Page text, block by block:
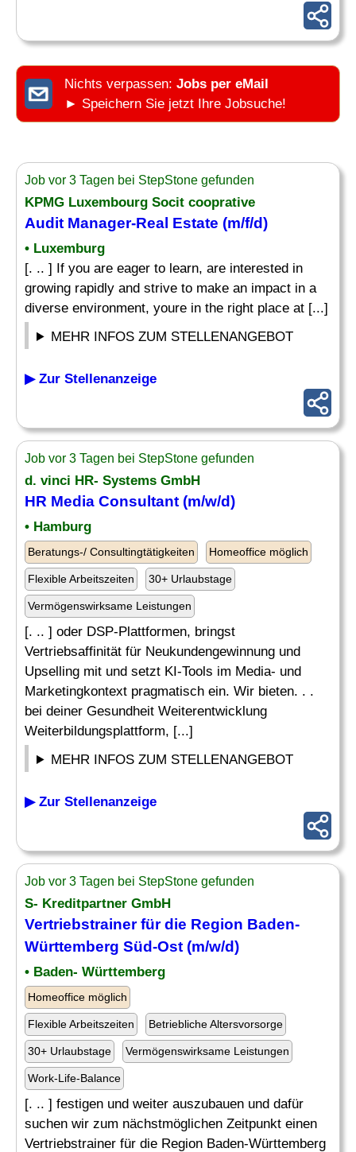
Nichts verpassen: Jobs per eMail
► Speichern Sie jetzt Ihre Jobsuche!
Job vor 3 Tagen bei StepStone gefunden
KPMG Luxembourg Socit cooprative
Audit Manager-Real Estate (m/f/d)
• Luxemburg
[. .. ] If you are eager to learn, are interested in
growing rapidly and strive to make an impact in a
diverse environment, youre in the right place at [...]
MEHR INFOS ZUM STELLENANGEBOT
▶ Zur Stellenanzeige
Job vor 3 Tagen bei StepStone gefunden
d. vinci HR- Systems GmbH
HR Media Consultant (m/w/d)
• Hamburg
Beratungs-/ Consultingtätigkeiten Homeoffice möglich
Flexible Arbeitszeiten 30+ Urlaubstage
Vermögenswirksame Leistungen
[. .. ] oder DSP-Plattformen, bringst
Vertriebsaffinität für Neukundengewinnung und
Upselling mit und setzt KI-Tools im Media- und
Marketingkontext pragmatisch ein. Wir bieten. . .
bei deiner Gesundheit Weiterentwicklung
Weiterbildungsplattform, [...]
MEHR INFOS ZUM STELLENANGEBOT
▶ Zur Stellenanzeige
Job vor 3 Tagen bei StepStone gefunden
S- Kreditpartner GmbH
Vertriebstrainer für die Region Baden-
Württemberg Süd-Ost (m/w/d)
• Baden- Württemberg
Homeoffice möglich
Flexible Arbeitszeiten Betriebliche Altersvorsorge
30+ Urlaubstage Vermögenswirksame Leistungen
Work-Life-Balance
[. .. ] festigen und weiter auszubauen und dafür
suchen wir zum nächstmöglichen Zeitpunkt einen
Vertriebstrainer für die Region Baden-Württemberg